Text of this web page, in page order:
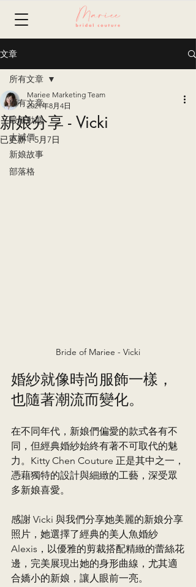
文章
所有文章
最新動態
大減價
新娘故事
部落格
所有文章
新娘分享 - Vicki
Mariee Marketing Team
2021年8月4日
已更新：5月7日
Bride of Mariee - Vicki
婚紗就像時尚服飾一樣，
也隨著潮流而變化。
在不同年代，新娘們偏愛的款式各有不
同，但經典婚紗始終有著不可取代的魅
力。Kitty Chen Couture 正是其中之一，
憑藉獨特的設計與細緻的工藝，深受眾
多新娘喜愛。
感謝 Vicki 與我們分享她美麗的新娘分享
照片，她選擇了經典的美人魚婚紗
Alexis，以優雅的剪裁搭配精緻的蕾絲花
邊，完美展現出她的身形曲線，尤其適
合嬌小的新娘，讓人眼前一亮。